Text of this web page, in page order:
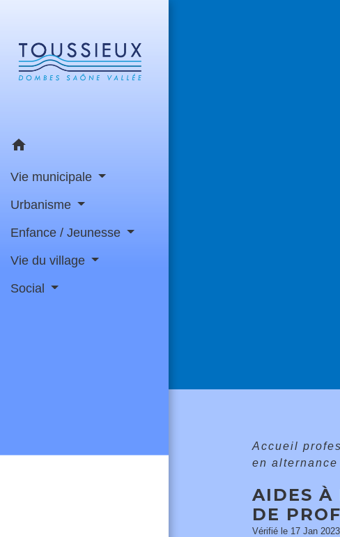
home
Vie municipale
Urbanisme
Enfance / Jeunesse
Vie du village
Social
Accueil
en
AIDES À
DE
Vérifié le 17 Jan